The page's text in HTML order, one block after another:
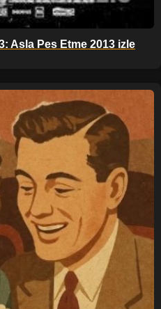
Asla Pes Etme 2013 izle